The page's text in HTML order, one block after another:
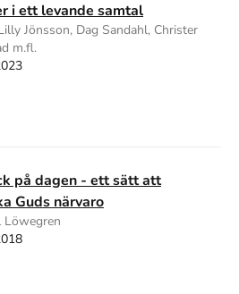
i ett levande samtal
Jönsson, Dag Sandahl, Christer
m.fl.
på dagen - ett sätt att
Guds närvaro
Löwegren